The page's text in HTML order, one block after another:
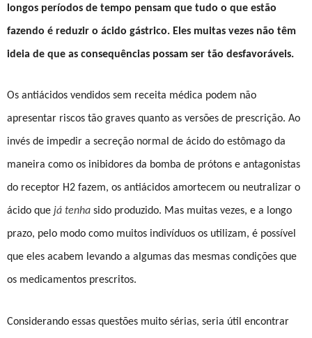
longos períodos de tempo pensam que tudo o que estão
fazendo é reduzir o ácido gástrico. Eles muitas vezes não têm
ideia de que as consequências possam ser tão desfavoráveis.
Os antiácidos vendidos sem receita médica podem não
apresentar riscos tão graves quanto as versões de prescrição. Ao
invés de impedir a secreção normal de ácido do estômago da
maneira como os inibidores da bomba de prótons e antagonistas
do receptor H2 fazem, os antiácidos amortecem ou neutralizar o
ácido que já tenha sido produzido. Mas muitas vezes, e a longo
prazo, pelo modo como muitos indivíduos os utilizam, é possível
que eles acabem levando a algumas das mesmas condições que
os medicamentos prescritos.
Considerando essas questões muito sérias, seria útil encontrar